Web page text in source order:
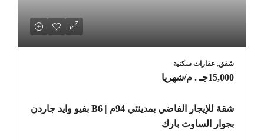
شقق, عقارات سكنية
15,000جـ . م /شهريا
شقة للإيجار الفاضي بمدينتي 94م | B6 بفيو وايد جاردن
بجوار الساوث بارك